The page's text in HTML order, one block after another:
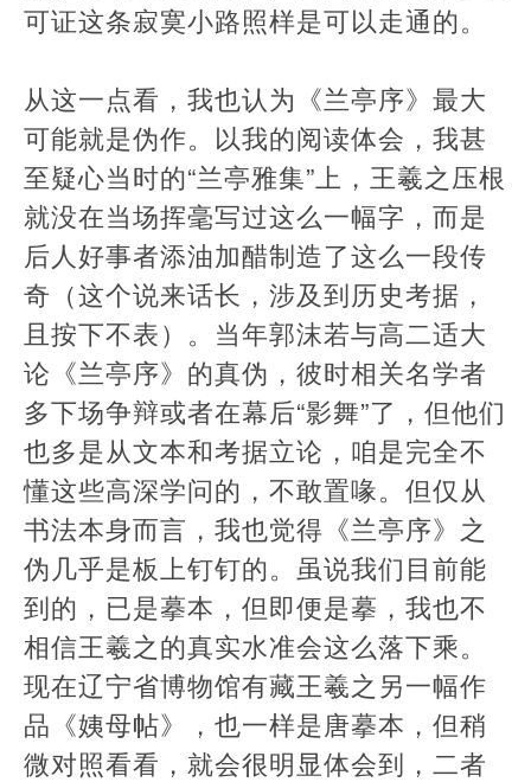
可证这条寂寞小路照样是可以走通的。
从这一点看，我也认为《兰亭序》最大
可能就是伪作。以我的阅读体会，我甚
至疑心当时的“兰亭雅集”上，王羲之压根
就没在当场挥毫写过这么一幅字，而是
后人好事者添油加醋制造了这么一段传
奇（这个说来话长，涉及到历史考据，
且按下不表）。当年郭沫若与高二适大
论《兰亭序》的真伪，彼时相关名学者
多下场争辩或者在幕后“影舞”了，但他们
也多是从文本和考据立论，咱是完全不
懂这些高深学问的，不敢置喙。但仅从
书法本身而言，我也觉得《兰亭序》之
伪几乎是板上钉钉的。虽说我们目前能
到的，已是摹本，但即便是摹，我也不
相信王羲之的真实水准会这么落下乘。
现在辽宁省博物馆有藏王羲之另一幅作
品《姨母帖》，也一样是唐摹本，但稍
微对照看看，就会很明显体会到，二者